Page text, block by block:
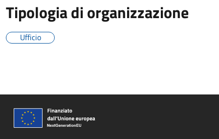
Tipologia di organizzazione
Ufficio